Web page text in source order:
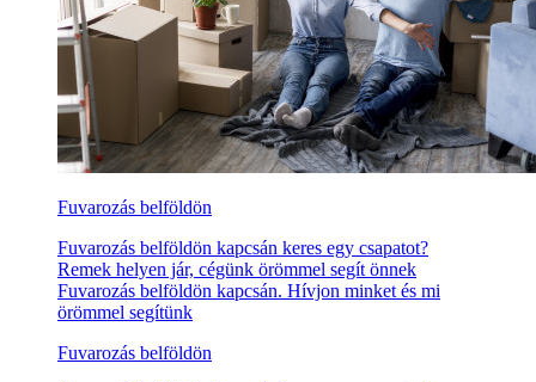
Fuvarozás belföldön
Fuvarozás belföldön kapcsán keres egy csapatot?
Remek helyen jár, cégünk örömmel segít önnek
Fuvarozás belföldön kapcsán. Hívjon minket és mi
örömmel segítünk
Fuvarozás belföldön